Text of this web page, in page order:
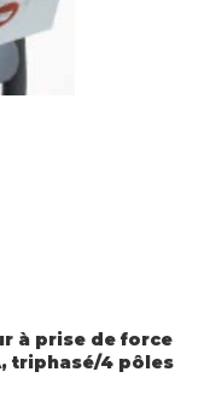
à prise de force
triphasé/4 pôles